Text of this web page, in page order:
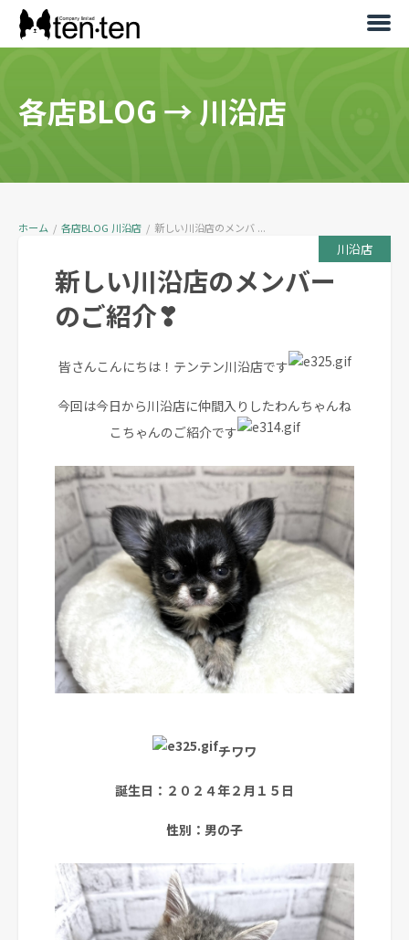
各店BLOG → 川沿店
ホーム / 各店BLOG 川沿店 / 新しい川沿店のメンバ ...
川沿店
新しい川沿店のメンバー
のご紹介❣
皆さんこんにちは！テンテン川沿店です
今回は今日から川沿店に仲間入りしたわんちゃんね
こちゃんのご紹介です
チワワ
誕生日：２０２４年２月１５日
性別：男の子